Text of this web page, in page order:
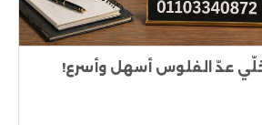
عدّ الفلوس أسهل وأسرع!